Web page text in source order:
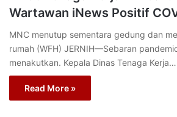
Wartawan iNews Positif
MNC menutup sementara gedung dan
rumah (WFH) JERNIH—Sebaran
menakutkan. Kepala Dinas Tenaga Kerja…
Read More »